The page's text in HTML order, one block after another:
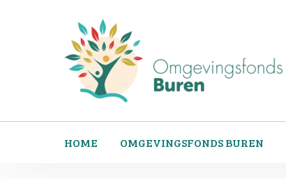
HOME OMGEVINGSFONDS BUREN